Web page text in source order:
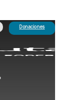
Donaciones